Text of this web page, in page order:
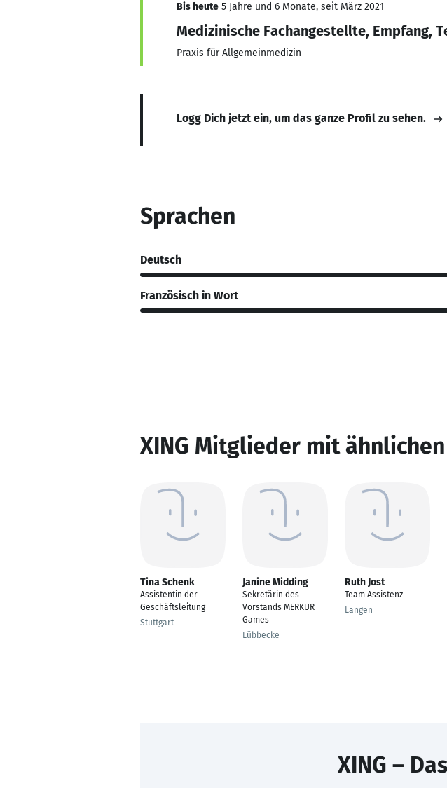
Bis heute 5 Jahre und 6 Monate, seit März 2021
Medizinische Fachangestellte, Empfang,
Praxis für Allgemeinmedizin
Logg Dich jetzt ein, um das ganze Profil zu sehen.
Sprachen
Deutsch
Französisch in Wort
XING Mitglieder mit
Tina Schenk
Assistentin der
Geschäftsleitung
Stuttgart
Janine Midding
Sekretärin des
Vorstands MERKUR
Games
Lübbecke
Ruth Jost
Team Assistenz
Langen
XING –